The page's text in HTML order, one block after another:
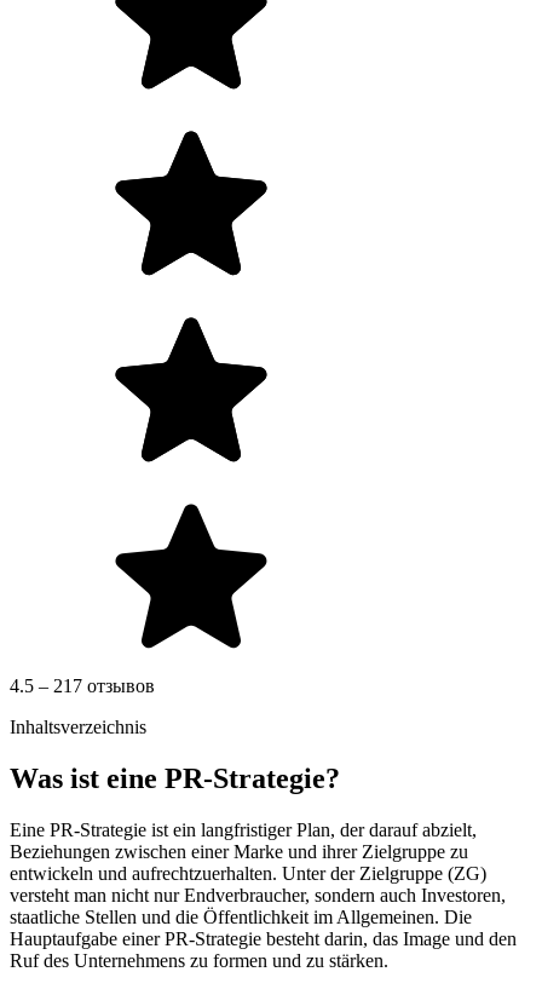
4.5 – 217 отзывов
Inhaltsverzeichnis
Was ist eine PR-Strategie?
Eine PR-Strategie ist ein langfristiger Plan, der darauf abzielt,
Beziehungen zwischen einer Marke und ihrer Zielgruppe zu
entwickeln und aufrechtzuerhalten. Unter der Zielgruppe (ZG)
versteht man nicht nur Endverbraucher, sondern auch Investoren,
staatliche Stellen und die Öffentlichkeit im Allgemeinen. Die
Hauptaufgabe einer PR-Strategie besteht darin, das Image und den
Ruf des Unternehmens zu formen und zu stärken.